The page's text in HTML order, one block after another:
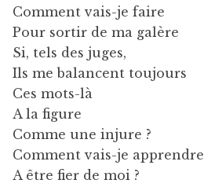
Comment vais-je faire
Pour sortir de ma galère
Si, tels des juges,
Ils me balancent toujours
Ces mots-là
A la figure
Comme une injure ?
Comment vais-je apprendre
A être fier de moi ?